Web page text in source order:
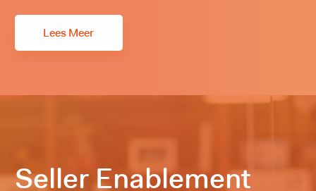
Lees Meer
Seller Enablement